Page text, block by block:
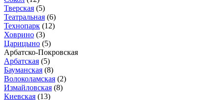
Тверская (5)
Театральная (6)
Технопарк (12)
Ховрино (3)
Царицыно (5)
Арбатско-Покровская
Арбатская (5)
Бауманская (8)
Волоколамская (2)
Измайловская (8)
Киевская (13)